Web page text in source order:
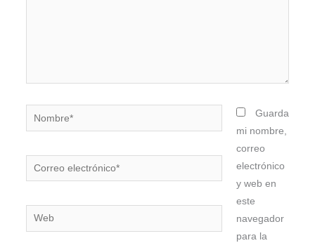
Nombre*
Correo
electrónico*
Web
Guarda
mi nombre,
correo
electrónico
y web en
este
navegador
para la